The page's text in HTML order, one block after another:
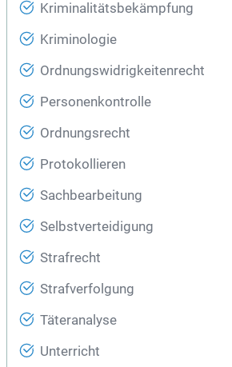
Kriminalitätsbekämpfung
Kriminologie
Ordnungswidrigkeitenrecht
Personenkontrolle
Ordnungsrecht
Protokollieren
Sachbearbeitung
Selbstverteidigung
Strafrecht
Strafverfolgung
Täteranalyse
Unterricht